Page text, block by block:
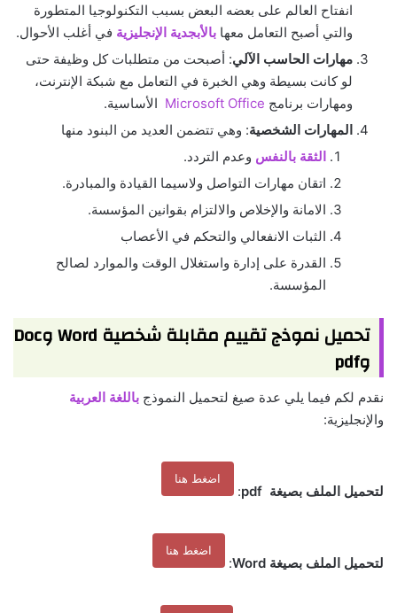
انفتاح العالم على بعضه البعض بسبب التكنولوجيا المتطورة
والتي أصبح التعامل معها بالأبجدية الإنجليزية في أغلب الأحوال.
مهارات الحاسب الآلي: أصبحت من متطلبات كل وظيفة حتى
لو كانت بسيطة وهي الخبرة في التعامل مع شبكة الإنترنت،
ومهارات برنامج
الأساسية.
المهارات الشخصية: وهي تتضمن العديد من البنود منها
الثقة بالنفس وعدم التردد.
اتقان مهارات التواصل ولاسيما القيادة والمبادرة.
الامانة والإخلاص والالتزام بقوانين المؤسسة.
الثبات الانفعالي والتحكم في الأعصاب
القدرة على إدارة واستغلال الوقت والموارد لصالح
المؤسسة.
تحميل نموذج تقييم مقابلة شخصية Word وDoc
وpdf
نقدم لكم فيما يلي عدة صيغ لتحميل النموذج باللغة العربية
والإنجليزية:
لتحميل الملف بصيغة pdf :
اضغط هنا
لتحميل الملف بصيغة Word :
اضغط هنا